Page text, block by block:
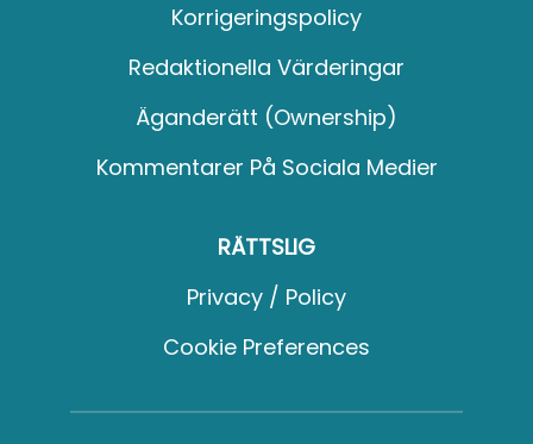
Korrigeringspolicy
Redaktionella Värderingar
Äganderätt (Ownership)
Kommentarer På Sociala Medier
RÄTTSLIG
Privacy / Policy
Cookie Preferences